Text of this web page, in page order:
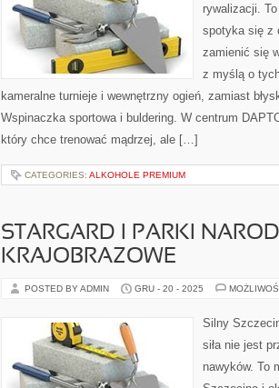
rywalizacji.
spotyka się z
zamienić się
z myślą o
kameralne turnieje i wewnętrzny ogień, zamiast
Wspinaczka sportowa i buldering. W centrum
który chce trenować mądrzej, ale […]
CATEGORIES: ALKOHOLE PREMIUM
STARGARD I PARKI
KRAJOBRAZOWE
POSTED BY ADMIN GRU - 20 - 2025
Silny
siła nie jest
nawyków. To